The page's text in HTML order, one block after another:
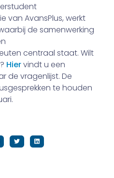
van AvansPlus, werkt
de samenwerking
centraal staat. Wilt
Hiervindt u een
de vragenlijst. De
te houden